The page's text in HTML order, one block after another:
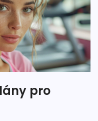
pro